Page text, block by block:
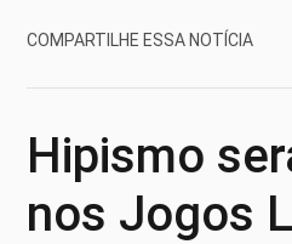
COMPARTILHE ESSA NOTÍCIA
Hipismo
nos Jogos